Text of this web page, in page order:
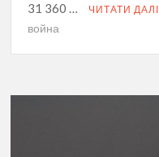
31 360 …
ЧИТАТИ ДАЛІ
война